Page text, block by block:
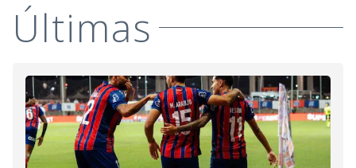
Últimas